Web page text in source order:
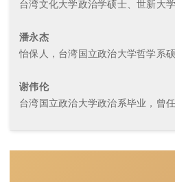
台湾文化大学政治学硕士、世新大
潘永杰
怡保人，台湾国立政治大学哲学系
谢伟伦
台湾国立政治大学政治系毕业，曾